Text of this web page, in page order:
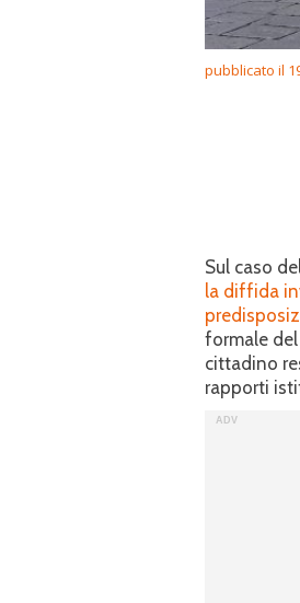
pubblicato il
Sul caso
la diffida
formale
cittadino
rapporti